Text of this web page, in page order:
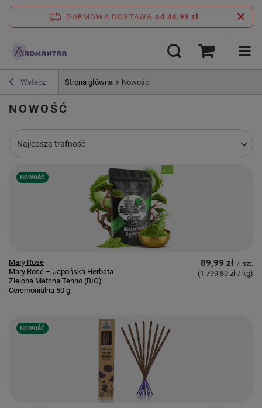
DARMOWA DOSTAWA od 44,99 zł
Wstecz Strona główna Nowość
NOWOŚĆ
Zmień sortowanie
Najlepsza trafność
NOWOŚĆ
Mary Rose
Mary Rose – Japońska Herbata
Zielona Matcha Tenno (BIO)
Ceremonialna 50 g
89,99 zł / szt.
(1 799,80 zł / kg)
NOWOŚĆ